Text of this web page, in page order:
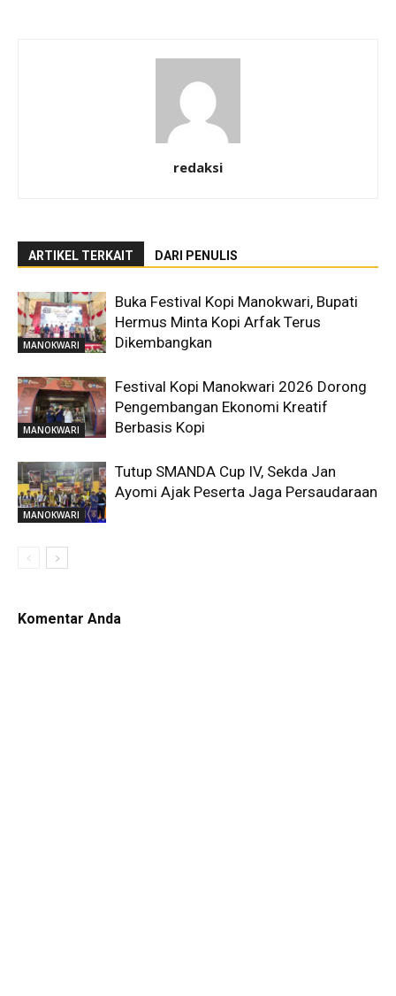
redaksi
ARTIKEL TERKAIT DARI PENULIS
MANOKWARI
Buka Festival Kopi Manokwari, Bupati
Hermus Minta Kopi Arfak Terus
Dikembangkan
MANOKWARI
Festival Kopi Manokwari 2026 Dorong
Pengembangan Ekonomi Kreatif
Berbasis Kopi
MANOKWARI
Tutup SMANDA Cup IV, Sekda Jan
Ayomi Ajak Peserta Jaga Persaudaraan
Komentar Anda